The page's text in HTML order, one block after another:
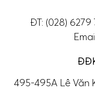
ĐT: (028) 6279
495-495A Lê Văn